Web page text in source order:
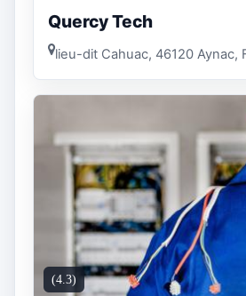
Quercy Tech
lieu-dit Cahuac, 46120 Aynac,
(4.3)